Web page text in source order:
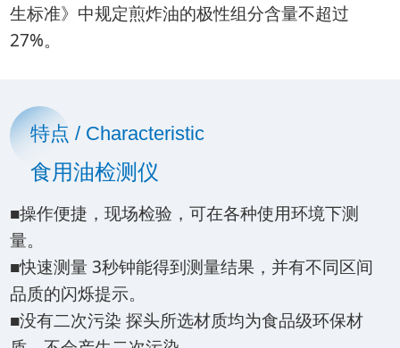
生标准》中规定煎炸油的极性组分含量不超过
27%。
特点 / Characteristic
食用油检测仪
■操作便捷，现场检验，可在各种使用环境下测
量。
■快速测量 3秒钟能得到测量结果，并有不同区间
品质的闪烁提示。
■没有二次污染 探头所选材质均为食品级环保材